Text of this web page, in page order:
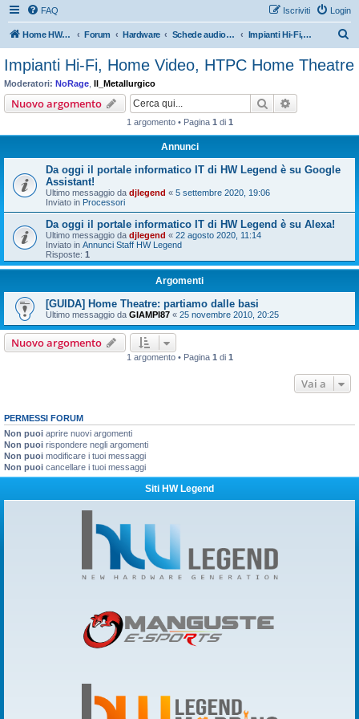
FAQ Login
Iscriviti
Home HW Legend Forum Hardware Schede audio & altoparlanti Impianti Hi-Fi, Home Video, HTPC Home Theatre
r
Impianti Hi-Fi, Home Video, HTPC Home Theatre
Moderatori: NoRage Il_Metallurgico
Nuovo argomento Cerca
1 argomento • Pagina 1 di 1
Annunci
Da oggi il portale informatico IT di HW Legend è su Google
Assistant!
Ultimo messaggio da djlegend « 5 settembre 2020, 19:06
Inviato in Processori
Da oggi il portale informatico IT di HW Legend è su Alexa!
Ultimo messaggio da djlegend « 22 agosto 2020, 11:14
Inviato in Annunci Staff HW Legend
Risposte: 1
Argomenti
[GUIDA] Home Theatre: partiamo dalle basi
Ultimo messaggio da GIAMPI87 « 25 novembre 2010, 20:25
Nuovo argomento
1 argomento • Pagina 1 di 1
Vai a
PERMESSI FORUM
Non puoi aprire nuovi argomenti
Non puoi rispondere negli argomenti
Non puoi modificare i tuoi messaggi
Non puoi cancellare i tuoi messaggi
Siti HW Legend